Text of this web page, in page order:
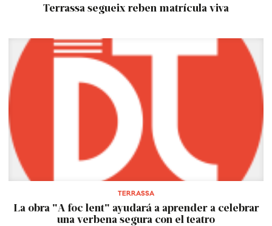
Terrassa segueix reben matrícula viva
TERRASSA
La obra "A foc lent" ayudará a aprender a celebrar
una verbena segura con el teatro